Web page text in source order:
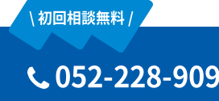
\ 初回相談無料 /
052-228-